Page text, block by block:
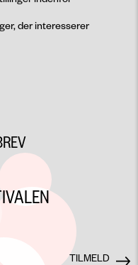
der interesserer